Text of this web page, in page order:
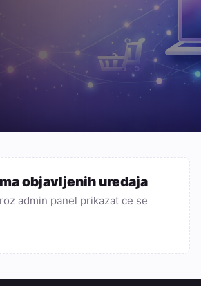
objavljenih uredaja
admin panel prikazat ce se